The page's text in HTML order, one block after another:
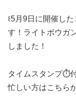
꒰5月9日に開催し
す！ライトボウガ
しました！
タイムスタンプ⏱
忙しい方はこちら